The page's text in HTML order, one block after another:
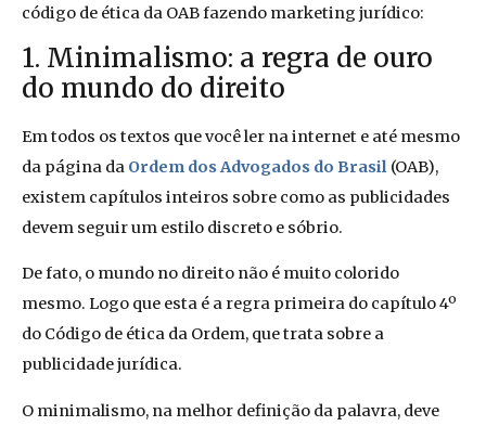
código de ética da OAB fazendo marketing jurídico:
1. Minimalismo: a regra de ouro
do mundo do direito
Em todos os textos que você ler na internet e até mesmo
da página da Ordem dos Advogados do Brasil (OAB),
existem capítulos inteiros sobre como as publicidades
devem seguir um estilo discreto e sóbrio.
De fato, o mundo no direito não é muito colorido
mesmo. Logo que esta é a regra primeira do capítulo 4º
do Código de ética da Ordem, que trata sobre a
publicidade jurídica.
O minimalismo, na melhor definição da palavra, deve